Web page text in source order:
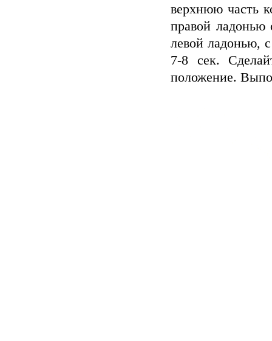
верхнюю часть
правой ладонью
левой ладонью,
7-8 сек.
положение.